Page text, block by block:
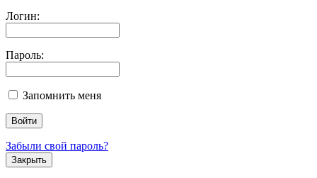
Логин:
Пароль:
Запомнить меня
Забыли свой пароль?
Закрыть